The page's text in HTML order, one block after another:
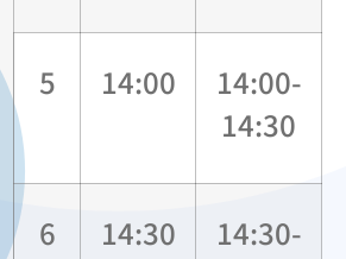
5 14:00
14:00-
14:30
6 14:30
14:30-